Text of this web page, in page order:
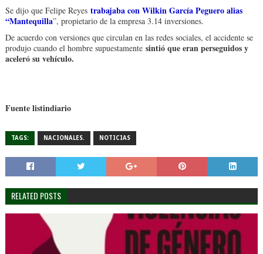
Se dijo que Felipe Reyes trabajaba con Wilkin García Peguero alias
“Mantequilla”, propietario de la empresa 3.14 inversiones.
De acuerdo con versiones que circulan en las redes sociales, el accidente se
produjo cuando el hombre supuestamente sintió que eran perseguidos y
aceleró su vehículo.
Fuente listindiario
TAGS: NACIONALES. NOTICIAS
RELATED POSTS